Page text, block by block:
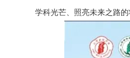
学科光芒、照亮未来之路